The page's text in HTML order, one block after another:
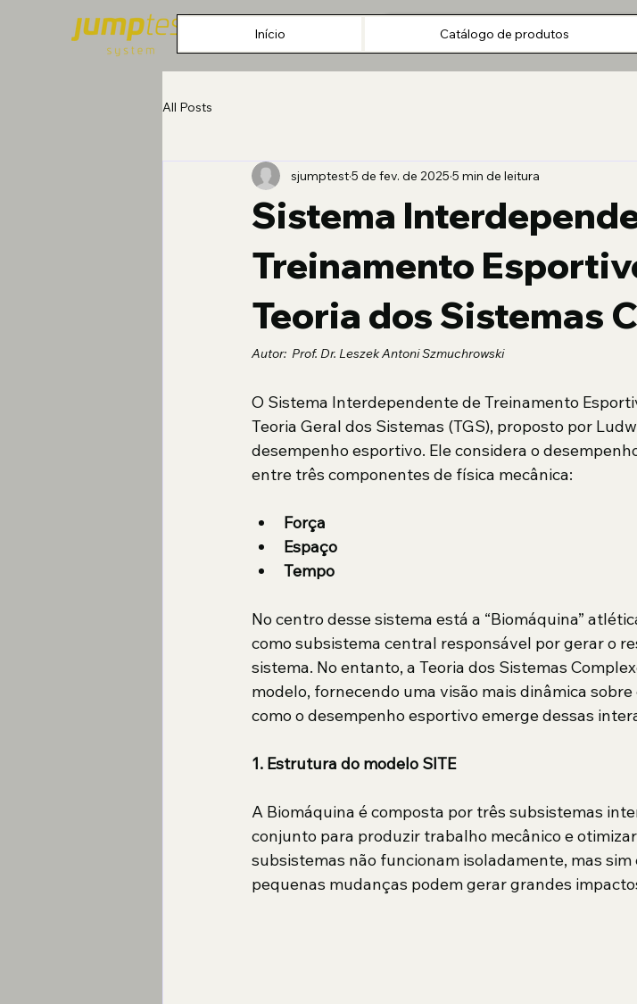
Início Catálogo de
Início Catálogo de produtos
All Posts
Sistema
Treinamento
Teoria dos Sistemas
sjumptest5 de fev. de 2025 5 min de leitura
Autor:  Prof. Dr. Leszek Antoni Szmuchrowski
O Sistema Interdependente de Treinamento
Teoria Geral dos Sistemas (TGS), proposto por
desempenho esportivo. Ele considera o
entre três componentes de física mecânica:
Força
Espaço
Tempo
No centro desse sistema está a “Biomáquina”
como subsistema central responsável por gerar o
sistema. No entanto, a Teoria dos Sistemas
modelo, fornecendo uma visão mais dinâmica
como o desempenho esportivo emerge dessas
1. Estrutura do modelo SITE
A Biomáquina é composta por três subsistemas
conjunto para produzir trabalho mecânico e
subsistemas não funcionam isoladamente, mas
pequenas mudanças podem gerar grandes